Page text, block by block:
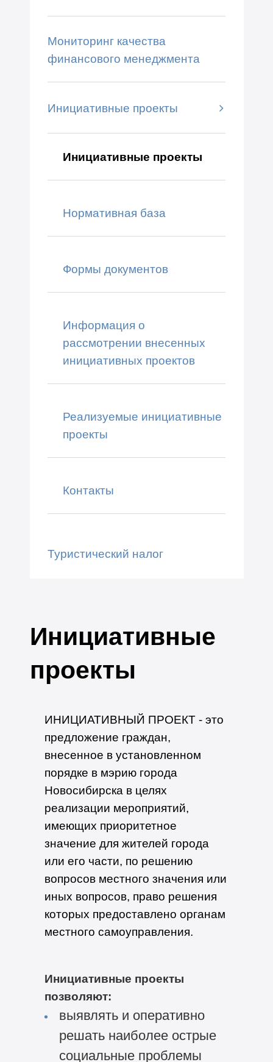
Мониторинг качества
финансового менеджмента
Инициативные проекты
Инициативные проекты
Нормативная база
Формы документов
Информация о
рассмотрении внесенных
инициативных проектов
Реализуемые инициативные
проекты
Контакты
Туристический налог
Инициативные
проекты
ИНИЦИАТИВНЫЙ ПРОЕКТ - это
предложение граждан,
внесенное в установленном
порядке в мэрию города
Новосибирска в целях
реализации мероприятий,
имеющих приоритетное
значение для жителей города
или его части, по решению
вопросов местного значения или
иных вопросов, право решения
которых предоставлено органам
местного самоуправления.
Инициативные проекты
позволяют:
выявлять и оперативно
решать наиболее острые
социальные проблемы